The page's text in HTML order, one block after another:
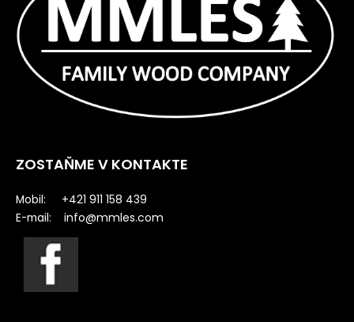
ZOSTAŇME V KONTAKTE
Mobil: +421 911 158 439
E-mail: info@mmles.com